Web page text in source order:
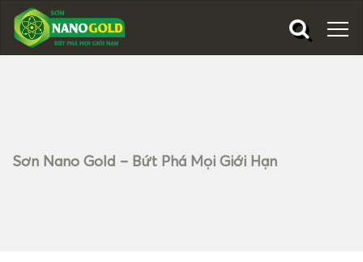
Sơn Nano Gold – Bứt Phá Mọi Giới Hạn